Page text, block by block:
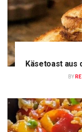
Käsetoast
BY